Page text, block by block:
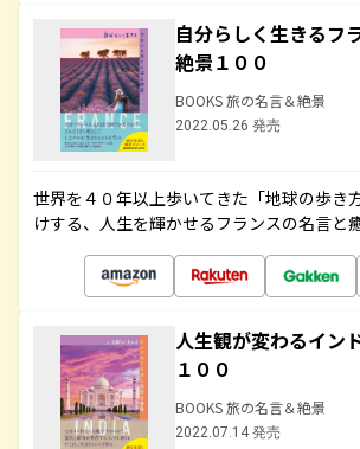
自分らしく生きるフ
絶景１００
BOOKS 旅の名言＆絶景
2022.05.26 発売
世界を４０年以上歩いてきた「地球の歩き
けする、人生を輝かせるフランスの名言と
人生観が変わるイン
１００
BOOKS 旅の名言＆絶景
2022.07.14 発売